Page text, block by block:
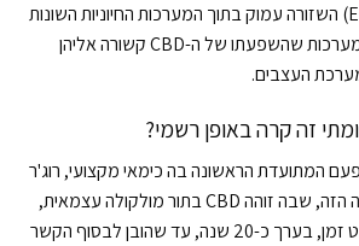
האנדוקנאבינואידית (ECS) השזורה עמוק בתוך המערכות החיוניות השונות
בגוף האדם, בדיוק אותן מערכות שהשפעתו של ה-CBD קשורה אליהן
העצבים.
הפעם המתועדת הראשונה בה כימאי מקצועי, רוג'ר
אדמס האמריקאי במקרה הזה, שבה זוהה CBD בתור מולקולה עצמאית,
אך למעשה עבר לא מעט זמן, בערך כ-20 שנה, עד שהובן לבסוף הקשר